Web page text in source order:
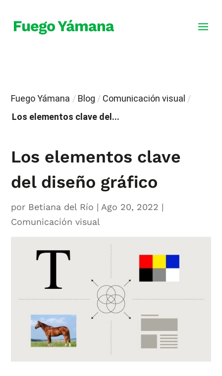
Fuego Yámana / Blog / Comunicación visual /
Los elementos clave del...
Los elementos clave
del diseño gráfico
por Betiana del Río | Ago 20, 2022 |
Comunicación visual